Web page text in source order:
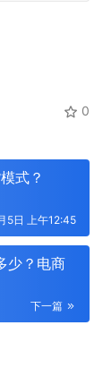
0
式？
5日 上午12:45
少？电商
下一篇